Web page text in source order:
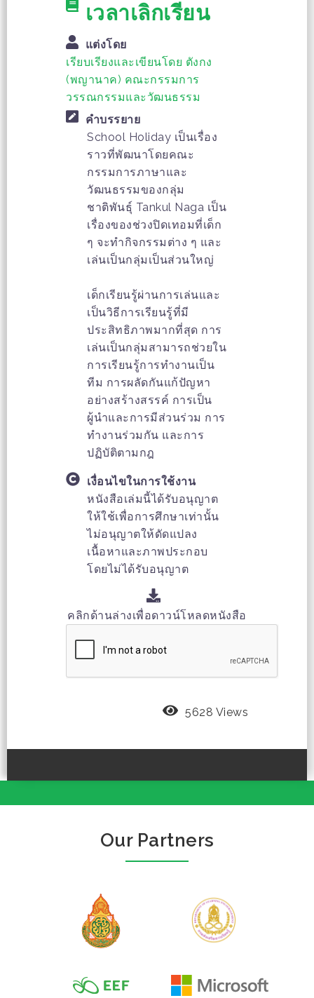
เวลาเลิกเรียน
แต่งโดย
เรียบเรียงและเขียนโดย ตังกง
(พญานาค) คณะกรรมการ
วรรณกรรมและวัฒนธรรม
คำบรรยาย
School Holiday เป็นเรื่อง
ราวที่พัฒนาโดยคณะ
กรรมการภาษาและ
วัฒนธรรมของกลุ่ม
ชาติพันธุ์ Tankul Naga เป็น
เรื่องของช่วงปิดเทอมที่เด็ก
ๆ จะทำกิจกรรมต่าง ๆ และ
เล่นเป็นกลุ่มเป็นส่วนใหญ่
เด็กเรียนรู้ผ่านการเล่นและ
เป็นวิธีการเรียนรู้ที่มี
ประสิทธิภาพมากที่สุด การ
เล่นเป็นกลุ่มสามารถช่วยใน
การเรียนรู้การทำงานเป็น
ทีม การผลัดกันแก้ปัญหา
อย่างสร้างสรรค์ การเป็น
ผู้นำและการมีส่วนร่วม การ
ทำงานร่วมกัน และการ
ปฏิบัติตามกฎ
เงื่อนไขในการใช้งาน
หนังสือเล่มนี้ได้รับอนุญาต
ให้ใช้เพื่อการศึกษาเท่านั้น
ไม่อนุญาตให้ดัดแปลง
เนื้อหาและภาพประกอบ
โดยไม่ได้รับอนุญาต
คลิกด้านล่างเพื่อดาวน์โหลดหนังสือ
5628 Views
Our Partners